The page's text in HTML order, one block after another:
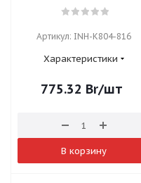
Артикул: INH-K804-816
Характеристики
775.32 Br/шт
В корзину